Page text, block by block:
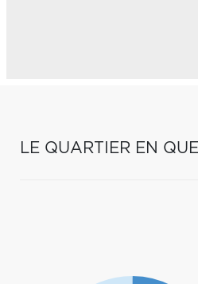
LE QUARTIER EN